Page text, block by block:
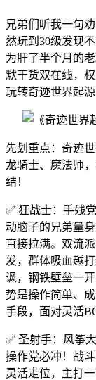
兄弟们听我一句
然玩到30级发现
为肝了半个月的
默干货双在线，
玩转奇迹世界起源
先划重点：奇迹
龙骑士、魔法师
结！
✅ 狂战士：手残
动脑子的兄弟量
直接拉满。双流
发，群体吸血越
讽，钢铁壁垒一
势是操作简单、
手段，面对灵活
✅ 圣射手：风筝
操作党必冲！战
灵活走位，主打